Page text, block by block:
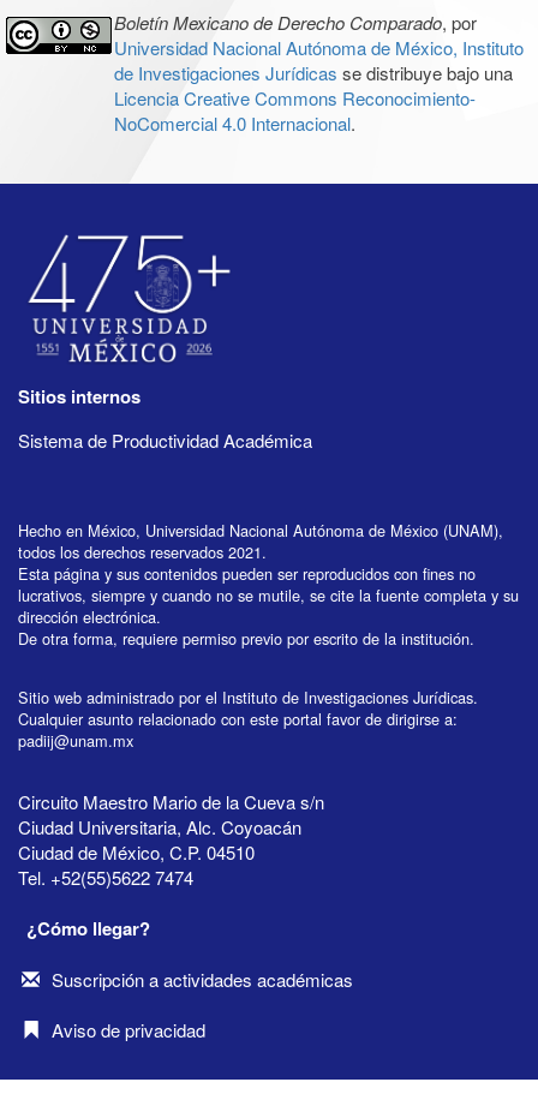
Boletín Mexicano de Derecho Comparado, por
Universidad Nacional Autónoma de México, Instituto
de Investigaciones Jurídicas se distribuye bajo una
Licencia Creative Commons Reconocimiento-
NoComercial 4.0 Internacional.
Sitios internos
Sistema de Productividad Académica
Hecho en México, Universidad Nacional Autónoma de México (UNAM),
todos los derechos reservados 2021.
Esta página y sus contenidos pueden ser reproducidos con fines no
lucrativos, siempre y cuando no se mutile, se cite la fuente completa y su
dirección electrónica.
De otra forma, requiere permiso previo por escrito de la institución.
Sitio web administrado por el Instituto de Investigaciones Jurídicas.
Cualquier asunto relacionado con este portal favor de dirigirse a:
padiij@unam.mx
Circuito Maestro Mario de la Cueva s/n
Ciudad Universitaria, Alc. Coyoacán
Ciudad de México, C.P. 04510
Tel. +52(55)5622 7474
¿Cómo llegar?
Suscripción a actividades académicas
Aviso de privacidad